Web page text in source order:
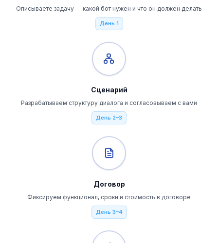
Описываете задачу — какой бот нужен и что он должен делать
День 1
Сценарий
Разрабатываем структуру диалога и согласовываем с вами
День 2–3
Договор
Фиксируем функционал, сроки и стоимость в договоре
День 3–4